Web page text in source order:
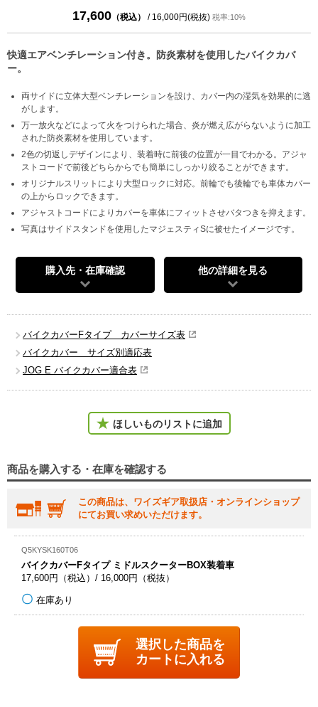
17,600 （税込） / 16,000円(税抜) 税率:10%
快適エアベンチレーション付き。防炎素材を使用したバイクカバ
ー。
両サイドに立体大型ベンチレーションを設け、カバー内の湿気を効果的に逃
がします。
万一放火などによって火をつけられた場合、炎が燃え広がらないように加工
された防炎素材を使用しています。
2色の切返しデザインにより、装着時に前後の位置が一目でわかる。アジャ
ストコードで前後どちらからでも簡単にしっかり絞ることができます。
オリジナルスリットにより大型ロックに対応。前輪でも後輪でも車体カバー
の上からロックできます。
アジャストコードによりカバーを車体にフィットさせバタつきを抑えます。
写真はサイドスタンドを使用したマジェスティSに被せたイメージです。
購入先・在庫確認 他の詳細を見る
バイクカバーFタイプ カバーサイズ表
バイクカバー サイズ別適応表
JOG E バイクカバー適合表
ほしいものリストに追加
商品を購入する・在庫を確認する
この商品は、ワイズギア取扱店・オンラインショップ
にてお買い求めいただけます。
Q5KYSK160T06
バイクカバーFタイプ ミドルスクーターBOX装着車
17,600円（税込）/ 16,000円（税抜）
在庫あり
選択した商品を
カートに入れる